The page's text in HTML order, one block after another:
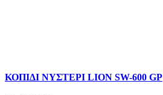
ΚΟΠΙΔΙ ΝΥΣΤΕΡΙ LION SW-600 GP